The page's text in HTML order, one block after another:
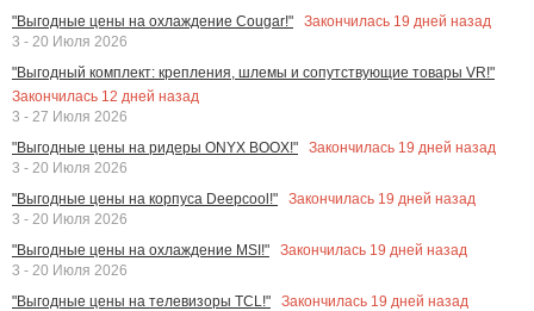
"Выгодные цены на охлаждение Cougar!"
Закончилась 19 дней назад
3 - 20 Июля 2026
"Выгодный комплект: крепления, шлемы и сопутствующие товары VR!"
Закончилась 12 дней назад
3 - 27 Июля 2026
"Выгодные цены на ридеры ONYX BOOX!"
Закончилась 19 дней назад
3 - 20 Июля 2026
"Выгодные цены на корпуса Deepcool!"
Закончилась 19 дней назад
3 - 20 Июля 2026
"Выгодные цены на охлаждение MSI!"
Закончилась 19 дней назад
3 - 20 Июля 2026
"Выгодные цены на телевизоры TCL!"
Закончилась 19 дней назад